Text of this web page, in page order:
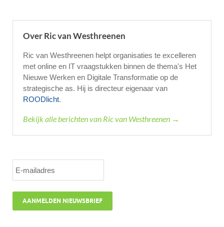
Over Ric van Westhreenen
Ric van Westhreenen helpt organisaties te excelleren
met online en IT vraagstukken binnen de thema's Het
Nieuwe Werken en Digitale Transformatie op de
strategische as. Hij is directeur eigenaar van
ROODlicht.
Bekijk alle berichten van Ric van Westhreenen →